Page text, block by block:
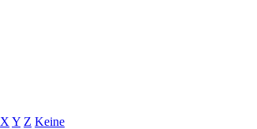
X Y Z Keine